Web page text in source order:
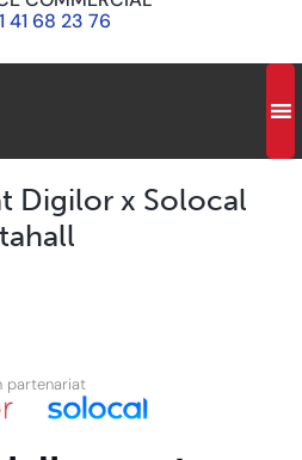
41 68 23 76
Digilor x Solocal
partenariat